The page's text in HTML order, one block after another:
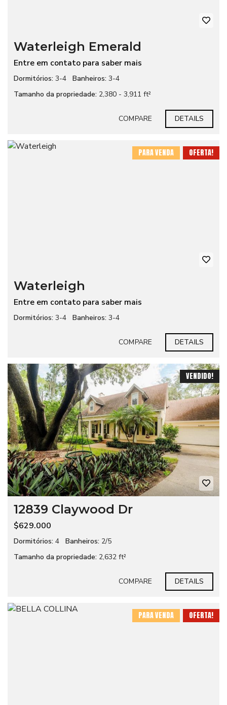
Waterleigh Emerald
Entre em contato para saber mais
Dormitórios: 3-4 Banheiros: 3-4
Tamanho da propriedade: 2,380 - 3,911 ft²
COMPARE DETAILS
OFERTA!
PARA VENDA
Waterleigh
Entre em contato para saber mais
Dormitórios: 3-4 Banheiros: 3-4
COMPARE DETAILS
VENDIDO!
12839 Claywood Dr
$629.000
Dormitórios: 4 Banheiros: 2/5
Tamanho da propriedade: 2,632 ft²
COMPARE DETAILS
OFERTA!
PARA VENDA